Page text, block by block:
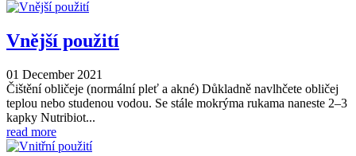
Vnější použití
01 December 2021
Čištění obličeje (normální pleť a akné) Důkladně navlhčete obličej
teplou nebo studenou vodou. Se stále mokrýma rukama naneste 2–3
kapky Nutribiot...
read more